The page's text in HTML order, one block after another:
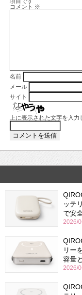
コメント ※
名前
メール
サイト
上に表示された文字を入力
ッテ
で安
2026/
リー
容量
2026/